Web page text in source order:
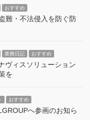
おすすめ
難・不法侵入を防ぐ防
業務日記 おすすめ
ヴィスソリューション
を
おすすめ
へ参画のお知ら